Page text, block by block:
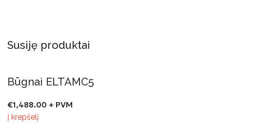
Susiję produktai
Būgnai ELTAMC5
€1,488.00 + PVM
Į krepšelį